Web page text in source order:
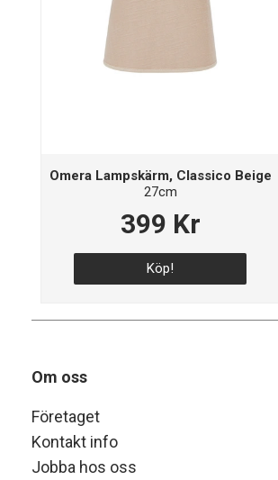
Omera Lampskärm, Classico Beige
27cm
399 Kr
Köp!
Om oss
Företaget
Kontakt info
Jobba hos oss